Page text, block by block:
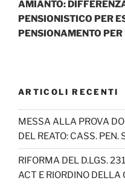
AMIANTO:
PENSIONISTICO PER
PENSIONAMENTO
ARTICOLI RECENTI
MESSA ALLA PROVA
DEL REATO: CASS.
RIFORMA DEL D.LGS.
ACT E RIORDINO DELLA